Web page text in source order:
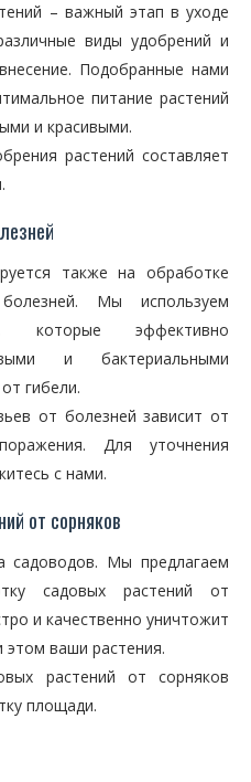
– важный этап в уходе
виды удобрений и
Подобранные нами
питание растений
и красивыми.
растений составляет
также на обработке
Мы используем
которые эффективно
и бактериальными
гибели.
от болезней зависит от
Для уточнения
с нами.
от сорняков
садоводов. Мы предлагаем
садовых растений от
и качественно уничтожит
этом ваши растения.
растений от сорняков
площади.